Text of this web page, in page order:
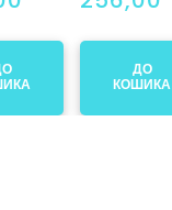
ДО
КОШИКА